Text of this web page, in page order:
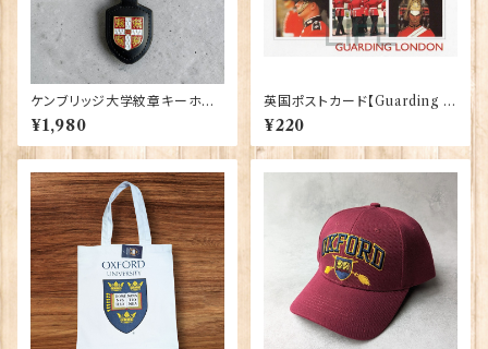
ケンブリッジ大学紋章キーホル
ダー Elgate Products 9041
2（79438）
¥1,980
英国ポストカード【Guarding L
ondon】Jadges 90339-04
¥220